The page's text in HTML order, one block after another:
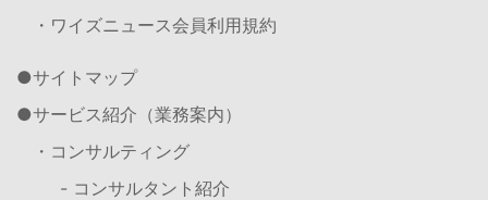
・ワイズニュース会員利用規約
サイトマップ
サービス紹介（業務案内）
・コンサルティング
- コンサルタント紹介